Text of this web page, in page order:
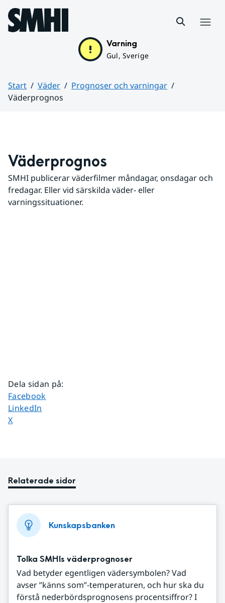
Hoppa till sidans innehåll
Varning
Gul, Sverige
Start Väder
Prognoser och varningar
Väderprognos
Väderprognos
SMHI publicerar väderfilmer måndagar, onsdagar och
fredagar. Eller vid särskilda väder- eller
varningssituationer.
Dela sidan på:
Dela sidan på
Facebook
Dela sidan på
LinkedIn
Dela sidan på
X
Relaterade sidor
Kunskapsbanken
Tolka SMHIs väderprognoser
Vad betyder egentligen vädersymbolen? Vad
avser ”känns som”-temperaturen, och hur ska du
förstå nederbördsprognosens procentsiffror? I